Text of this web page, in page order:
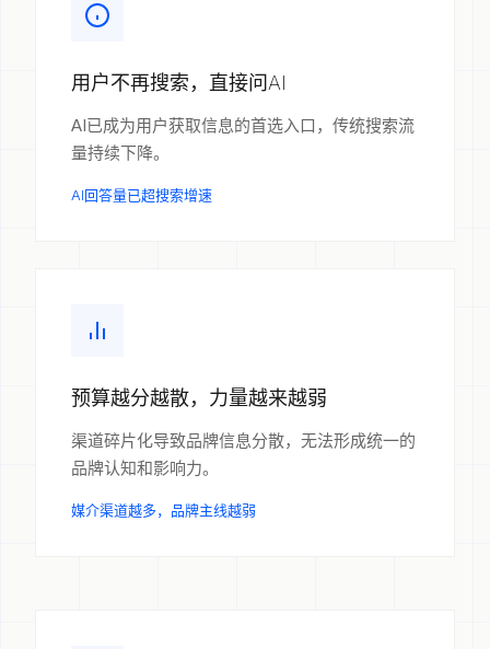
用户不再搜索，直接问AI
AI已成为用户获取信息的首选入口，传统搜索流
量持续下降。
AI回答量已超搜索增速
预算越分越散，力量越来越弱
渠道碎片化导致品牌信息分散，无法形成统一的
品牌认知和影响力。
媒介渠道越多，品牌主线越弱